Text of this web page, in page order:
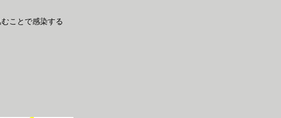
ことで感染する